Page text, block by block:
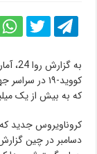
به
کووید-۱۹ در
که به بیش از یک